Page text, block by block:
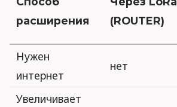
расширения
(ROUTER)
Нужен
интернет
нет
Увеличивает